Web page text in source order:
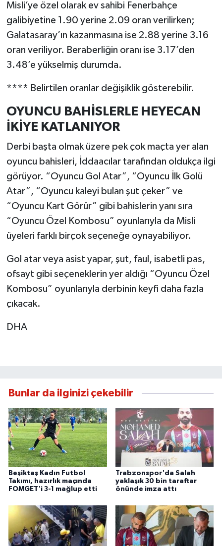
Misli’ye özel olarak ev sahibi Fenerbahçe
galibiyetine 1.90 yerine 2.09 oran verilirken;
Galatasaray’ın kazanmasına ise 2.88 yerine 3.16
oran veriliyor. Beraberliğin oranı ise 3.17’den
3.48’e yükselmiş durumda.
**** Belirtilen oranlar değişiklik gösterebilir.
OYUNCU BAHİSLERLE HEYECAN
İKİYE KATLANIYOR
Derbi başta olmak üzere pek çok maçta yer alan
oyuncu bahisleri, İddaacılar tarafından oldukça ilgi
görüyor. “Oyuncu Gol Atar”, “Oyuncu İlk Golü
Atar”, “Oyuncu kaleyi bulan şut çeker” ve
“Oyuncu Kart Görür” gibi bahislerin yanı sıra
“Oyuncu Özel Kombosu” oyunlarıyla da Misli
üyeleri farklı birçok seçeneğe oynayabiliyor.
Gol atar veya asist yapar, şut, faul, isabetli pas,
ofsayt gibi seçeneklerin yer aldığı “Oyuncu Özel
Kombosu” oyunlarıyla derbinin keyfi daha fazla
çıkacak.
DHA
Bunlar da ilginizi çekebilir
Beşiktaş Kadın Futbol
Takımı, hazırlık maçında
FOMGET'i 3-1 mağlup etti
Trabzonspor'da Salah
yaklaşık 30 bin taraftar
önünde imza attı